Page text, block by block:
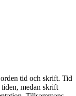
tid och skrift. Tid
medan skrift